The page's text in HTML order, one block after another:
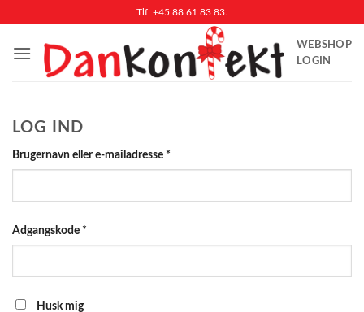
indhold
Tlf. +45 88 61 83 83.
WEBSHOP
LOGIN
LOG IND
Brugernavn eller e-mailadresse *
Adgangskode *
Husk mig